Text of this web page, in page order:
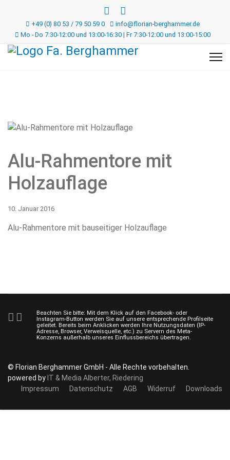
+49 (0) 80 53 / 79 50 59 0
info@florian-berghammer.de
Mo - Do 7:30-12:00 und 13:00-16:30 | Fr 7:30-12:00 und 13:00-15:00
Alu-Rahmentore mit
Holzauflage
10. Januar 2016
Alu-Rahmentore mit bauseitiger Holzauflage
Beachten Sie bitte: Mit dem Klick auf den Facebook- oder
Instagram-Button werden Sie auf unsere entsprechende Profilseite
geleitet. Bereits beim Anklicken werden Ihre Nutzungsdaten (IP-
Adresse, Browser, Verweisquelle, etc.) zu Servern des Meta-
Konzerns außerhalb unseres Einflussbereichs übertragen.
© Florian Berghammer GmbH - Alle Rechte vorbehalten.
powered by IT & Media Alberter, Riedering
Impressum
Datenschutz AGB Widerruf Downloads